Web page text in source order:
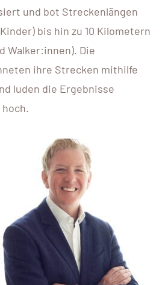
und bot Streckenlängen
bis hin zu 10 Kilometern
Walker:innen). Die
ihre Strecken mithilfe
luden die Ergebnisse